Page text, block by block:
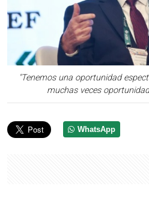
"Tenemos una oportunidad
muchas veces
WhatsApp